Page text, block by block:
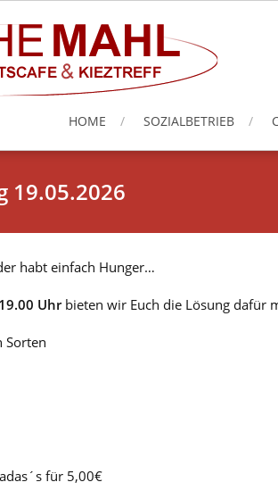
HOME SOZIALBETRIEB
19.05.2026
habt einfach Hunger…
Uhrbieten wir Euch die Lösung dafür
Sorten
für 5,00€